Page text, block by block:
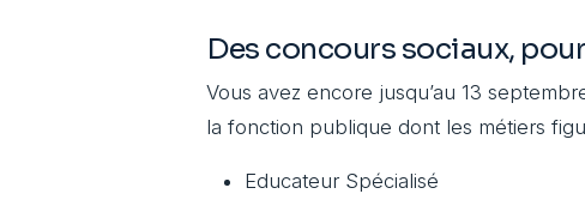
Des concours sociaux,
Vous avez encore jusqu’au 13
la fonction publique dont les métiers
Educateur Spécialisé